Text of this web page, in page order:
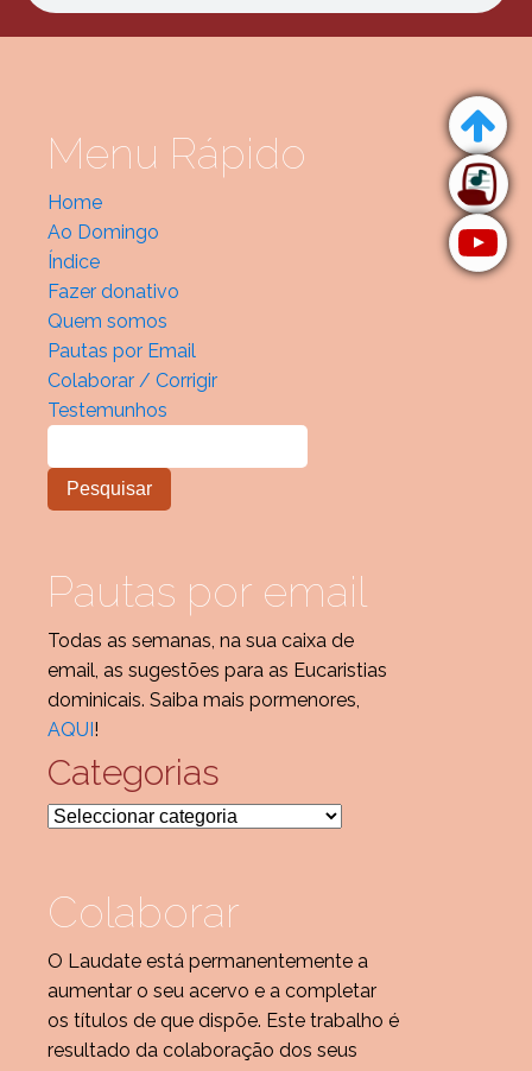
Menu Rápido
Home
Ao Domingo
Índice
Fazer donativo
Quem somos
Pautas por Email
Colaborar / Corrigir
Testemunhos
Pautas por email
Todas as semanas, na sua caixa de
email, as sugestões para as Eucaristias
dominicais. Saiba mais pormenores,
AQUI!
Categorias
Categorias
Colaborar
O Laudate está permanentemente a
aumentar o seu acervo e a completar
os títulos de que dispõe. Este trabalho é
resultado da colaboração dos seus